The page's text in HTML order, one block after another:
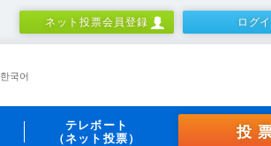
ネット投票会員登録 ログ
한국어
テレボート
（ネット投票）
投